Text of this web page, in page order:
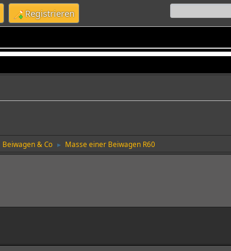
Registrieren
Beiwagen & Co ► Masse einer Beiwagen R60